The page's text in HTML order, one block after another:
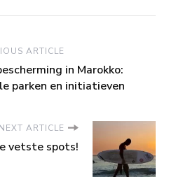
ARTICLE
in Marokko:
parken en initiatieven
NEXT ARTICLE
vetste spots!